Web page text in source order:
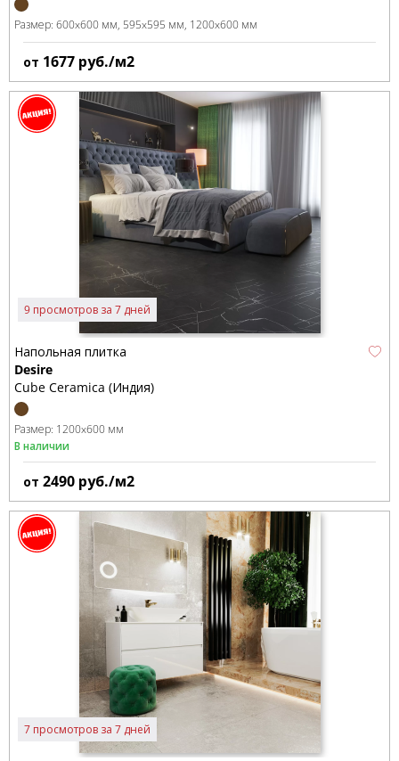
Размер: 600x600 мм 595x595 мм 1200x600 мм
от 1677 руб./м2
9 просмотров за 7 дней
Напольная плитка
Desire
Cube Ceramica (Индия)
Размер: 1200x600 мм
В наличии
от 2490 руб./м2
7 просмотров за 7 дней